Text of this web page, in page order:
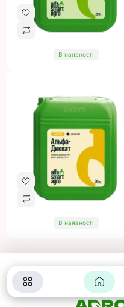
В наявності
В наявності